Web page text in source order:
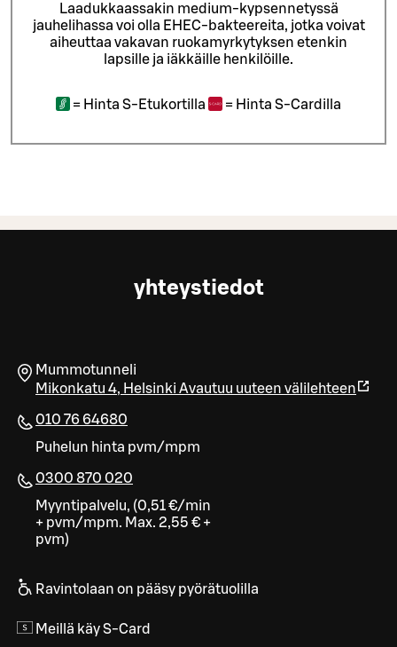
Laadukkaassakin medium-kypsennetyssä
jauhelihassa voi olla EHEC-bakteereita, jotka voivat
aiheuttaa vakavan ruokamyrkytyksen etenkin
lapsille ja iäkkäille henkilöille.
= Hinta S-Etukortilla = Hinta S-Cardilla
yhteystiedot
Mummotunneli
Mikonkatu 4, Helsinki Avautuu uuteen välilehteen
010 76 64680
Puhelun hinta pvm/mpm
0300 870 020
Myyntipalvelu, (0,51 €/min
+ pvm/mpm. Max. 2,55 € +
pvm)
Ravintolaan on pääsy pyörätuolilla
Meillä käy S-Card